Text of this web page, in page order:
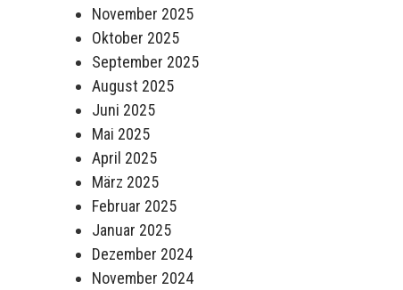
November 2025
Oktober 2025
September 2025
August 2025
Juni 2025
Mai 2025
April 2025
März 2025
Februar 2025
Januar 2025
Dezember 2024
November 2024